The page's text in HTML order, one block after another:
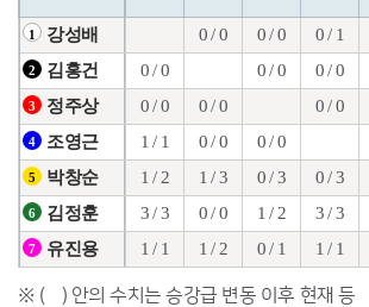
1 강성배 0 / 0 0 / 0 0 / 1
2 김홍건 0 / 0 0 / 0 0 / 0
3 정주상 0 / 0 0 / 0 0 / 0
4 조영근 1 / 1 0 / 0 0 / 0
5 박창순 1 / 2 1 / 3 0 / 3 0 / 3
6 김정훈 3 / 3 0 / 0 1 / 2 3 / 3
7 유진용 1 / 1 1 / 2 0 / 1 1 / 1
※ ( ) 안의 수치는 승강급 변동 이후 현재 등